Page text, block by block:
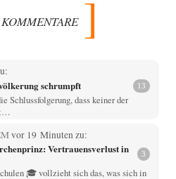
schrumpft 13
Schlussfolgerung, dass keiner der
vor 19 Minuten zu:
Vertrauensverlust in
3
🎓 vollzieht sich das, was sich in